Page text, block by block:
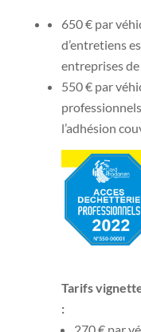
650 € par
d’entretiens
entreprises
550 € par
professionnels
l’adhésion
Tarifs
:
270 € par